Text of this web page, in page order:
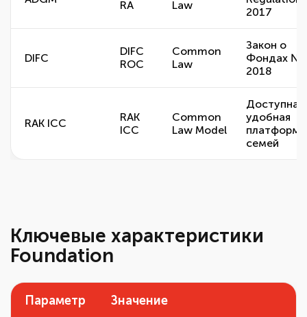
RA
Law
2017
DIFC
DIFC
ROC
Common
Law
Закон о
Фондах
2018
RAK ICC
RAK
ICC
Common
Law Model
Доступная
удобная
семей
Ключевые характеристики
Foundation
Параметр Значение